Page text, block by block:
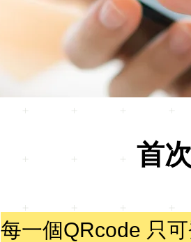
首
每一個QRcode 只